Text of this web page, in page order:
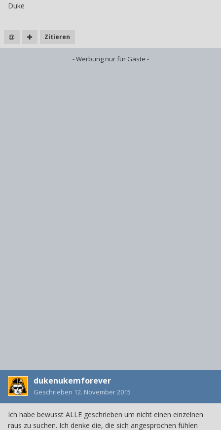
Duke
Zitieren
- Werbung nur für Gäste -
dukenukemforever
Geschrieben 12. November 2015
Ich habe bewusst ALLE geschrieben um nicht einen einzelnen
raus zu suchen. Ich denke die, die sich angesprochen fühlen